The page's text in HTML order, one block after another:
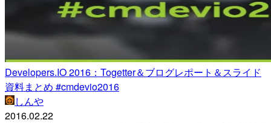
Developers.IO 2016：Togetter＆ブログレポート＆スライド
資料まとめ #cmdevio2016
しんや
2016.02.22